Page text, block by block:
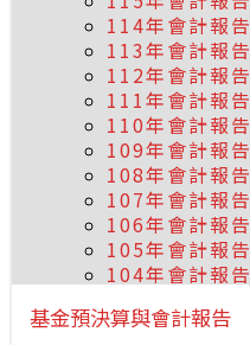
114年會計報告
113年會計報告
112年會計報告
111年會計報告
110年會計報告
109年會計報告
108年會計報告
107年會計報告
106年會計報告
105年會計報告
104年會計報告
基金預決算與會計報告